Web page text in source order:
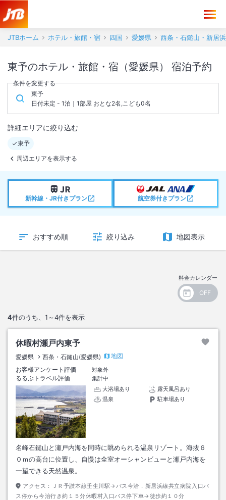
JTBホーム ホテル・旅館・宿 四国 愛媛県 西条・石鎚山・新居浜
東予のホテル・旅館・宿（愛媛県） 宿泊予約
条件を変更する
東予
日付未定 - 1泊｜1部屋 おとな2名,こども0名
詳細エリアに絞り込む
東予
周辺エリアを表示する
新幹線・JR付きプラン 航空券付きプラン
おすすめ順 絞り込み 地図表示
料金カレンダー
4件のうち、 1～4件を表示
休暇村瀬戸内東予
愛媛県 西条・石鎚山(愛媛県)
地図
お客様アンケート評価
対象外
るるぶトラベル評価
集計中
大浴場あり
露天風呂あり
温泉
駐車場あり
名峰石鎚山と瀬戸内海を同時に眺められる温泉リゾート。海抜６
０ｍの高台に位置し、自慢は全室オーシャンビューと瀬戸内海を
一望できる天然温泉。
アクセス：
ＪＲ予讃本線壬生川駅→バス今治．新居浜線共立病院入口バ
ス停から今治行き約１５分休暇村入口バス停下車→徒歩約１０分